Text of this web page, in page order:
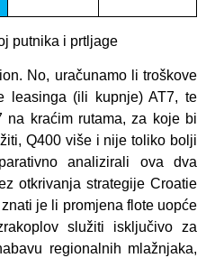
putnika i prtljage
No, uračunamo li troškove
leasinga (ili kupnje) AT7, te
na kraćim rutama, za koje bi
Q400 više i nije toliko bolji
analizirali ova dva
otkrivanja strategije Croatie
je li promjena flote uopće
služiti isključivo za
regionalnih mlažnjaka,